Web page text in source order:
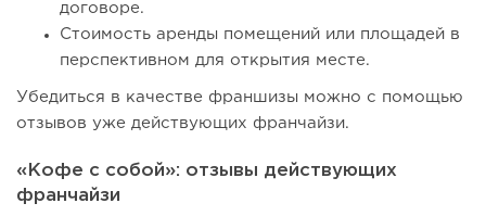
договоре.
Стоимость аренды помещений или площадей в
перспективном для открытия месте.
Убедиться в качестве франшизы можно с помощью
отзывов уже действующих франчайзи.
«Кофе с собой»: отзывы действующих
франчайзи